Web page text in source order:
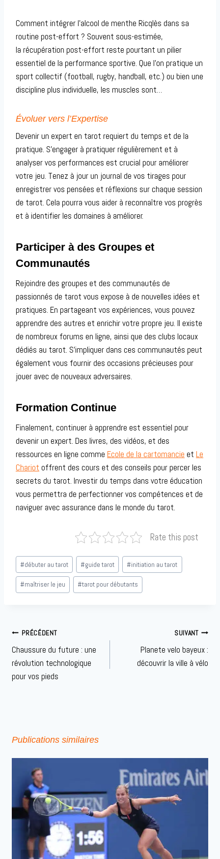
Comment intégrer l’alcool de menthe Ricqlès dans sa
routine post-effort ? Souvent sous-estimée,
la récupération post-effort reste pourtant un pilier
essentiel de la performance sportive. Que l’on pratique un
sport collectif (football, rugby, handball, etc.) ou bien une
discipline plus individuelle, les muscles sont…
Évoluer vers l’Expertise
Devenir un expert en tarot requiert du temps et de la
pratique. S’engager à pratiquer régulièrement et à
analyser vos performances est crucial pour améliorer
votre jeu. Tenez à jour un journal de vos tirages pour
enregistrer vos pensées et réflexions sur chaque session
de tarot. Cela pourra vous aider à reconnaître vos progrès
et à identifier les domaines à améliorer.
Participer à des Groupes et
Communautés
Rejoindre des groupes et des communautés de
passionnés de tarot vous expose à de nouvelles idées et
pratiques. En partageant vos expériences, vous pouvez
apprendre des autres et enrichir votre propre jeu. Il existe
de nombreux forums en ligne, ainsi que des clubs locaux
dédiés au tarot. S’impliquer dans ces communautés peut
également vous fournir des occasions précieuses pour
jouer avec de nouveaux adversaires.
Formation Continue
Finalement, continuer à apprendre est essentiel pour
devenir un expert. Des livres, des vidéos, et des
ressources en ligne comme Ecole de la cartomancie et Le
Chariot offrent des cours et des conseils pour percer les
secrets du tarot. Investir du temps dans votre éducation
vous permettra de perfectionner vos compétences et de
naviguer avec assurance dans le monde du tarot.
Rate this post
Étiquettes
de
la
#débuter au tarot #guide tarot #initiation au tarot
#maîtriser le jeu #tarot pour débutants
Navigation
de
PRÉCÉDENT
Chaussure du future : une
révolution technologique
pour vos pieds
SUIVANT
Planete velo bayeux :
découvrir la ville à vélo
Publications similaires